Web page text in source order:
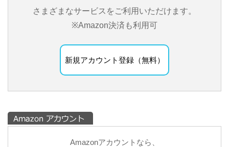
さまざまなサービスをご利用いただけます。
※Amazon決済も利用可
新規アカウント登録（無料）
Amazonアカウントなら、